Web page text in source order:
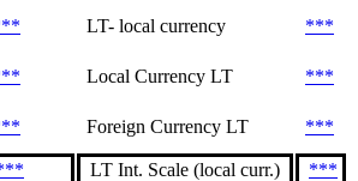
LT- local currency
***
Local Currency LT
***
Foreign Currency LT ***
LT Int. Scale (local curr.) ***